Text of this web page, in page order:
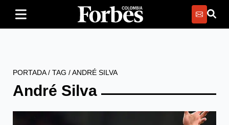
PORTADA/ TAG /ANDRÉ SILVA
André Silva